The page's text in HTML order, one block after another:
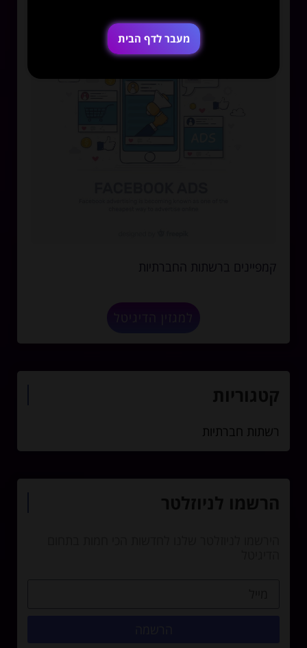
קמפיינים ברשתות החברתיות
למגזין הדיגיטל
רשתות חברתיות
מעבר לדף הבית